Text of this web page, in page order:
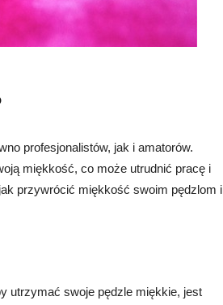
profesjonalistów, jak i amatorów.
miękkość, co może utrudnić pracę i
przywrócić miękkość swoim pędzlom i
utrzymać swoje pędzle miękkie, jest